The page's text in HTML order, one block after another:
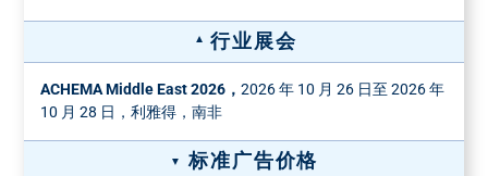
行业展会
ACHEMA Middle East 2026， 2026 年 10 月 26 日至 2026 年
10 月 28 日，利雅得，南非
标准广告价格